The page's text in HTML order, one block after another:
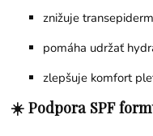
znižuje
pomáha udržať
zlepšuje komfort
☀️ Podpora SPF